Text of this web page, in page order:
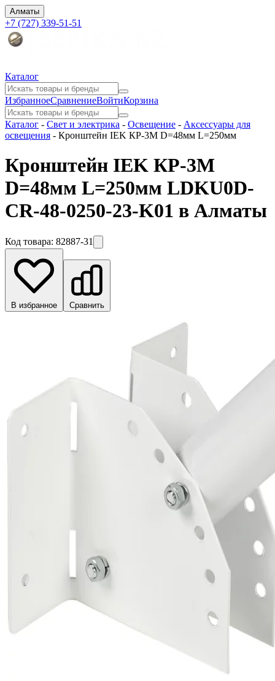
Алматы
+7 (727) 339-51-51
Каталог
ИзбранноеСравнениеВойтиКорзина
Каталог - Свет и электрика - Освещение - Аксессуары для
освещения - Кронштейн IEK КР-3М D=48мм L=250мм
Кронштейн IEK КР-3М
D=48мм L=250мм LDKU0D-
CR-48-0250-23-K01 в Алматы
Код товара: 82887-31
В избранное Сравнить